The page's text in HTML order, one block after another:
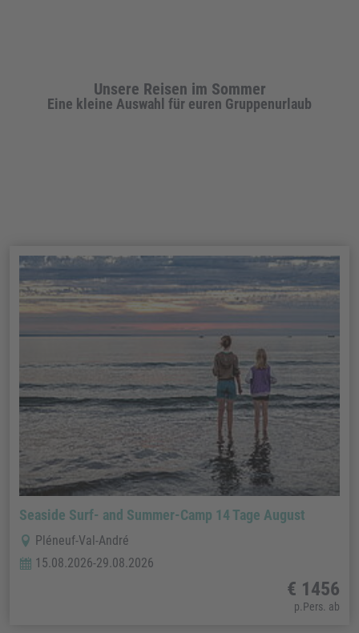
Unsere Reisen im Sommer
Eine kleine Auswahl für euren Gruppenurlaub
Seaside Surf- and Summer-Camp 14 Tage August
Pléneuf-Val-André
15.08.2026-29.08.2026
€ 1456
p.Pers. ab